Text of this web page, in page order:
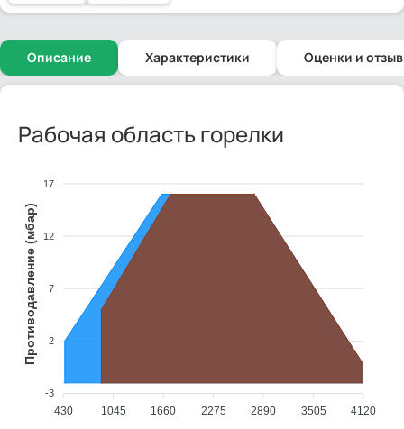
Описание Характеристики Оценки и
Рабочая область горелки
17
12
7
2
-3
Противодавление (мбар)
430 1045 1660 2275 2890 3505 4120